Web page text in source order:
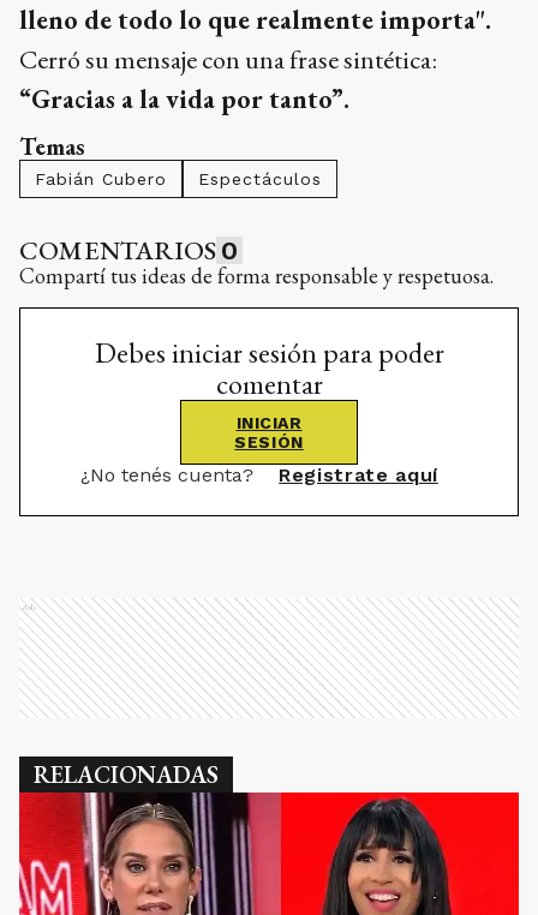
lleno de todo lo que realmente importa".
Cerró su mensaje con una frase sintética:
“Gracias a la vida por tanto”.
Temas
Fabián Cubero Espectáculos
COMENTARIOS 0
Compartí tus ideas de forma responsable y respetuosa.
Debes iniciar sesión para poder
comentar
INICIAR
SESIÓN
¿No tenés cuenta? Registrate aquí
Ads
RELACIONADAS